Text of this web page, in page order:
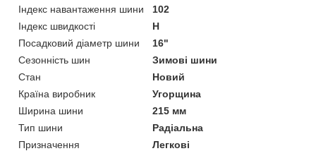
Індекс навантаження шини
102
Індекс швидкості
H
Посадковий діаметр шини
16"
Сезонність шин
Зимові шини
Стан
Новий
Країна виробник
Угорщина
Ширина шини
215 мм
Тип шини
Радіальна
Призначення
Легкові